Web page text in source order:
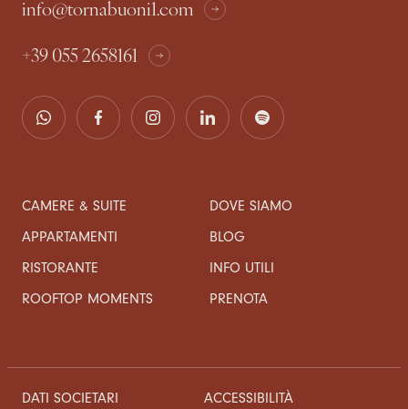
info@tornabuoni1.com
+39 055 2658161
CAMERE & SUITE
APPARTAMENTI
RISTORANTE
ROOFTOP MOMENTS
DOVE SIAMO
BLOG
INFO UTILI
PRENOTA
DATI SOCIETARI ACCESSIBILITÀ